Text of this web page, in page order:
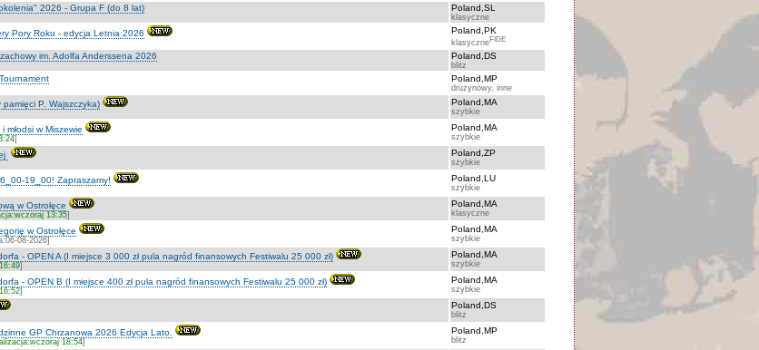
2026 - Grupa F (do 8 lat) Poland,SL
klasyczne
Pory Roku - edycja Letnia 2026 Poland,PK
klasyczneFIDE
im. Adolfa Anderssena 2026 Poland,DS
blitz
Poland,MP
drużynowy, inne
P. Wajszczyka) Poland,MA
szybkie
młodsi w Miszewie
]
Poland,MA
szybkie
Poland,ZP
szybkie
19_00! Zapraszamy! Poland,LU
szybkie
w Ostrołęce
13:35]
Poland,MA
klasyczne
w Ostrołęce
08-2026]
Poland,MA
szybkie
- OPEN A (I miejsce 3 000 zł pula nagród finansowych Festiwalu 25 000 zł)
]
Poland,MA
szybkie
- OPEN B (I miejsce 400 zł pula nagród finansowych Festiwalu 25 000 zł)
]
Poland,MA
szybkie
Poland,DS
blitz
GP Chrzanowa 2026 Edycja Lato.
18:54]
Poland,MP
blitz